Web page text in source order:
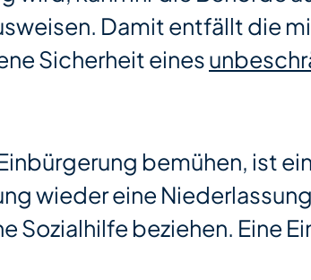
Damit entfällt die
Sicherheit eines
bemühen, ist
wieder eine
Sozialhilfe beziehen. Eine